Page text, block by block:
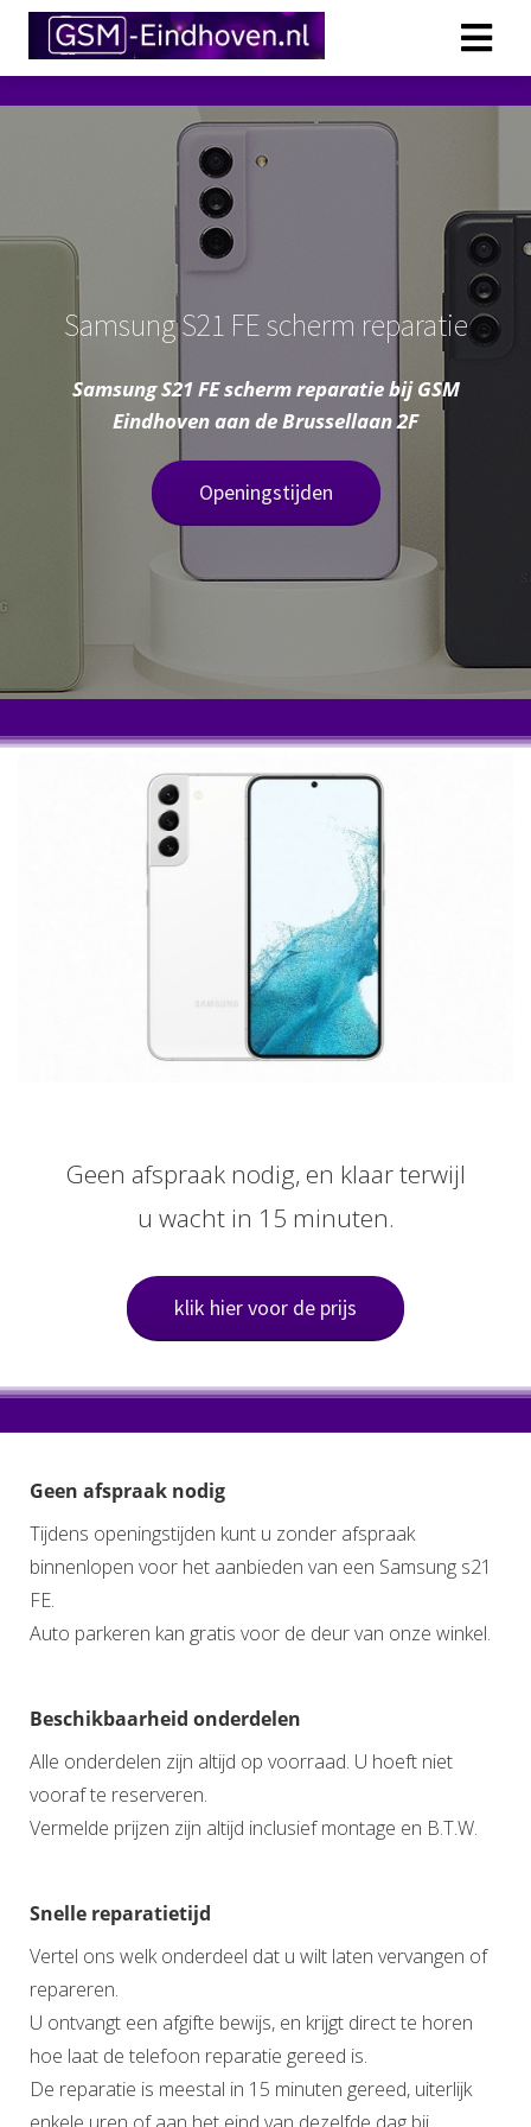
Samsung S21 FE scherm reparatie
Samsung S21 FE scherm reparatie bij GSM
Eindhoven aan de Brussellaan 2F
Openingstijden
Geen afspraak nodig, en klaar terwijl
u wacht in 15 minuten.
klik hier voor de prijs
Geen afspraak nodig
Tijdens openingstijden kunt u zonder afspraak
binnenlopen voor het aanbieden van een Samsung s21
FE.
Auto parkeren kan gratis voor de deur van onze winkel.
Beschikbaarheid onderdelen
Alle onderdelen zijn altijd op voorraad. U hoeft niet
vooraf te reserveren.
Vermelde prijzen zijn altijd inclusief montage en B.T.W.
Snelle reparatietijd
Vertel ons welk onderdeel dat u wilt laten vervangen of
repareren.
U ontvangt een afgifte bewijs, en krijgt direct te horen
hoe laat de telefoon reparatie gereed is.
De reparatie is meestal in 15 minuten gereed, uiterlijk